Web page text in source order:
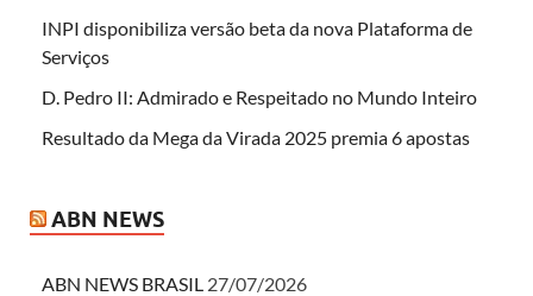
INPI disponibiliza versão beta da nova Plataforma de
Serviços
D. Pedro II: Admirado e Respeitado no Mundo Inteiro
Resultado da Mega da Virada 2025 premia 6 apostas
ABN NEWS
ABN NEWS BRASIL 27/07/2026